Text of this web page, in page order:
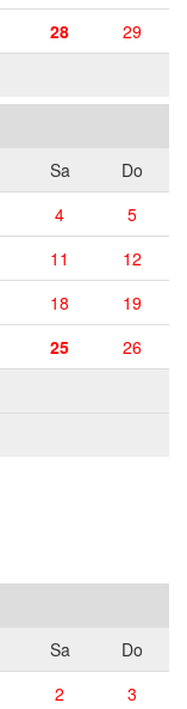
28
29
Sa
Do
4
5
11
12
18
19
25
26
Sa
Do
2
3